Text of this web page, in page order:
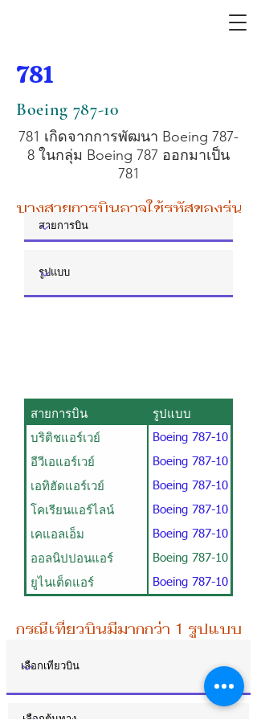
781
Boeing 787-10
781 เกิดจากการพัฒนา Boeing 787-
8 ในกลุ่ม Boeing 787 ออกมาเป็น
781
บางสายการบินอาจใช้รหัสของรุ่น
สายการบิน
รูปแบบ
บริติชแอร์เวย์
Boeing 787-10
อีวีเอแอร์เวย์ Boeing 787-10
เอทิฮัดแอร์เวย์ Boeing 787-10
โคเรียนแอร์ไลน์ Boeing 787-10
เคแอลเอ็ม Boeing 787-10 /
ออลนิปปอนแอร์ Boeing 787-10
ยูไนเต็ดแอร์ Boeing 787-10
กรณีเที่ยวบินมีมากกว่า 1 รูปแบบก